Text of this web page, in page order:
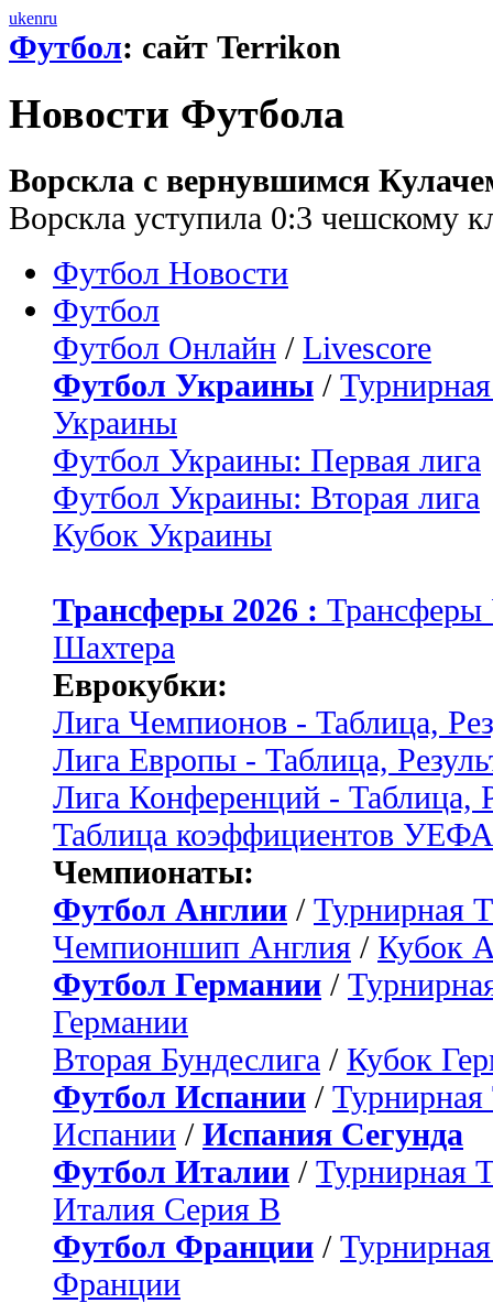
ukenru
Футбол: сайт Terrikon
Новости Футбола
Ворскла с вернувшимся
Ворскла уступила 0:3 чешскому
Футбол Новости
Футбол
Футбол Онлайн / Livescore
Футбол Украины /
Украины
Футбол Украины: Первая лига
Футбол Украины: Вторая лига
Кубок Украины
Трансферы 2026 :
Шахтера
Еврокубки:
Лига Чемпионов - Таблица,
Лига Европы - Таблица,
Лига Конференций - Таблица,
Таблица коэффициентов УЕФА
Чемпионаты:
Футбол Англии / Турнирная
Чемпионшип Англия / Кубок
Футбол Германии /
Германии
Вторая Бундеслига / Кубок
Футбол Испании / Турнирная
Испании / Испания Сегунда
Футбол Италии / Турнирная
Италия Серия B
Футбол Франции /
Франции